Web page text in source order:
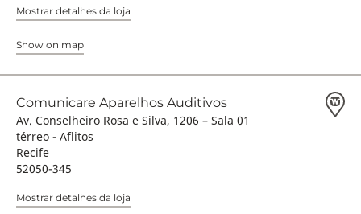
Mostrar detalhes da loja
Show on map
Comunicare Aparelhos Auditivos
Av. Conselheiro Rosa e Silva, 1206 – Sala 01
térreo - Aflitos
Recife
52050-345
Mostrar detalhes da loja